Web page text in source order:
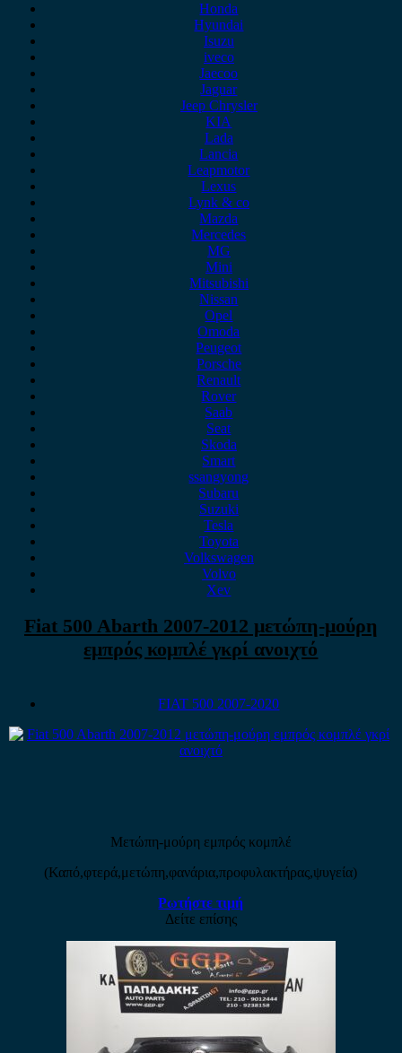
Honda
Hyundai
Isuzu
iveco
Jaecoo
Jaguar
Jeep Chrysler
KIA
Lada
Lancia
Leapmotor
Lexus
Lynk & co
Mazda
Mercedes
MG
Mini
Mitsubishi
Nissan
Opel
Omoda
Peugeot
Porsche
Renault
Rover
Saab
Seat
Skoda
Smart
ssangyong
Subaru
Suzuki
Tesla
Toyota
Volkswagen
Volvo
Xev
Fiat 500 Abarth 2007-2012 μετώπη-μούρη
εμπρός κομπλέ γκρί ανοιχτό
FIAT 500 2007-2020
Μετώπη-μούρη εμπρός κομπλέ
(Καπό,φτερά,μετώπη,φανάρια,προφυλακτήρας,ψυγεία)
Ρωτήστε τιμή
Δείτε επίσης